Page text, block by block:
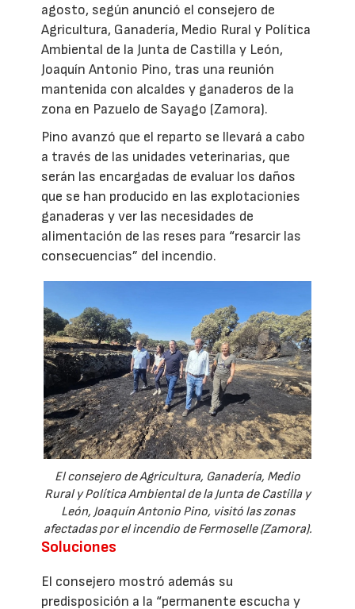
agosto, según anunció el consejero de
Agricultura, Ganadería, Medio Rural y Política
Ambiental de la Junta de Castilla y León,
Joaquín Antonio Pino, tras una reunión
mantenida con alcaldes y ganaderos de la
zona en Pazuelo de Sayago (Zamora).
Pino avanzó que el reparto se llevará a cabo
a través de las unidades veterinarias, que
serán las encargadas de evaluar los daños
que se han producido en las explotacionies
ganaderas y ver las necesidades de
alimentación de las reses para “resarcir las
consecuencias” del incendio.
El consejero de Agricultura, Ganadería, Medio
Rural y Política Ambiental de la Junta de Castilla y
León, Joaquín Antonio Pino, visitó las zonas
afectadas por el incendio de Fermoselle (Zamora).
Soluciones
El consejero mostró además su
predisposición a la “permanente escucha y